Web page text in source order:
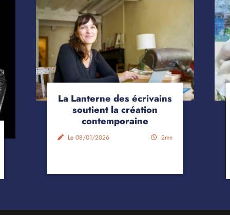
La Lanterne des écrivains
soutient la création
contemporaine
Le 08/01/2026 2mn